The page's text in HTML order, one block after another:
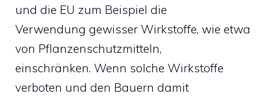
und die EU zum Beispiel die
Verwendung gewisser Wirkstoffe, wie etwa
von Pflanzenschutzmitteln,
einschränken. Wenn solche Wirkstoffe
verboten und den Bauern damit